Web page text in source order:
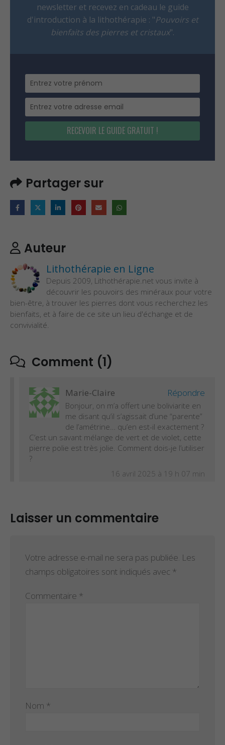
newsletter et recevez en cadeau le guide
d'introduction à la lithothérapie : "Pouvoirs et
bienfaits des pierres et cristaux".
RECEVOIR LE GUIDE GRATUIT !
Partager sur
Auteur
Lithothérapie en Ligne
Depuis 2009, Lithothérapie.net vous invite à
découvrir les pouvoirs des minéraux pour votre
bien-être, à trouver les pierres dont vous recherchez les
bienfaits, et à faire de ce site un lieu d'échange et de
convivialité.
Comment (1)
Marie-Claire Répondre
Bonjour, on m’a offert une boliviarite en
me disant qu’il s’agissait d’une “parente”
de l’amétrine… qu’en est-il exactement ?
C’est un savant mélange de vert et de violet, cette
pierre polie est très jolie. Comment dois-je l’utiliser
?
16 avril 2025 à 19 h 07 min
Laisser un commentaire
Votre adresse e-mail ne sera pas publiée. Les
champs obligatoires sont indiqués avec *
Commentaire *
Nom *